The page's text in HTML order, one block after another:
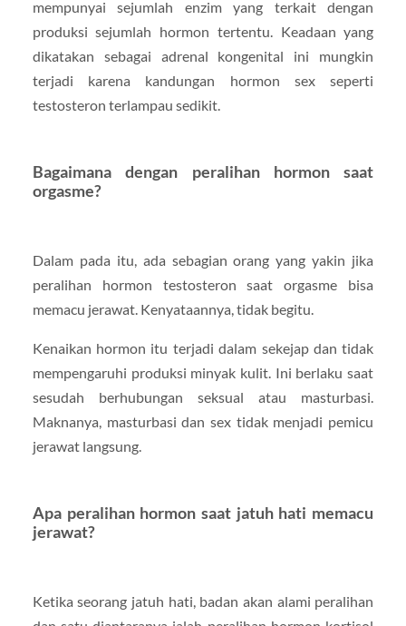
mempunyai sejumlah enzim yang terkait dengan
produksi sejumlah hormon tertentu. Keadaan yang
dikatakan sebagai adrenal kongenital ini mungkin
terjadi karena kandungan hormon sex seperti
testosteron terlampau sedikit.
Bagaimana dengan peralihan hormon saat
orgasme?
Dalam pada itu, ada sebagian orang yang yakin jika
peralihan hormon testosteron saat orgasme bisa
memacu jerawat. Kenyataannya, tidak begitu.
Kenaikan hormon itu terjadi dalam sekejap dan tidak
mempengaruhi produksi minyak kulit. Ini berlaku saat
sesudah berhubungan seksual atau masturbasi.
Maknanya, masturbasi dan sex tidak menjadi pemicu
jerawat langsung.
Apa peralihan hormon saat jatuh hati memacu
jerawat?
Ketika seorang jatuh hati, badan akan alami peralihan